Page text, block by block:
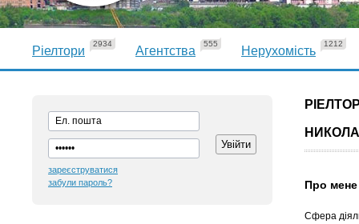
Ріелтори
2934
Агентства
555
Нерухомість
1212
зареєструватися
забули пароль?
Про мене
Сфера